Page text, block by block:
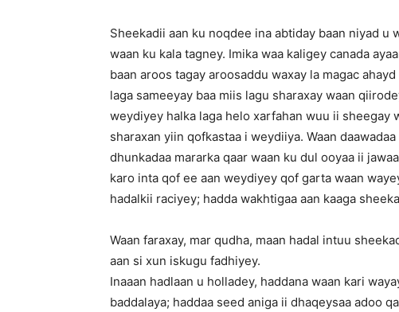
Sheekadii aan ku noqdee ina abtiday baan niyad u
waan ku kala tagney. Imika waa kaligey canada
baan aroos tagay aroosaddu waxay la magac
laga sameeyay baa miis lagu sharaxay waan
weydiyey halka laga helo xarfahan wuu ii sheegay
sharaxan yiin qofkastaa i weydiiya. Waan
dhunkadaa mararka qaar waan ku dul ooyaa ii
karo inta qof ee aan weydiyey qof garta waan
hadalkii raciyey; hadda wakhtigaa aan kaaga
Waan faraxay, mar qudha, maan hadal intuu
aan si xun iskugu fadhiyey.
Inaaan hadlaan u holladey, haddana waan kari
baddalaya; haddaa seed aniga ii dhaqeysaa adoo